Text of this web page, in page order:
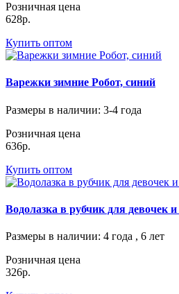
Розничная цена
628р.
Купить оптом
Варежки зимние Робот, синий
Размеры в наличии: 3-4 года
Розничная цена
636р.
Купить оптом
Водолазка в рубчик для девочек
Размеры в наличии: 4 года , 6 лет
Розничная цена
326р.